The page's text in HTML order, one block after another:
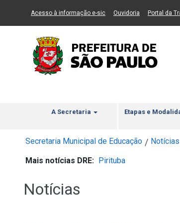
Ir ao Conteúdo Ir para menu principal 2 Ir
Acesso à informação e-sic(Link para um novo sítio)
Ouvidoria (Link para um
Portal da
A Secretaria Etapas e
Secretaria Municipal de Educação / Notícias
Mais notícias DRE: Pirituba
Notícias